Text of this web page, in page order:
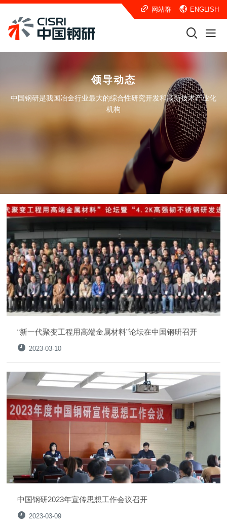
网站群 ENGLISH
领导动态
中国钢研是我国冶金行业最大的综合性研究开发和高新技术产业化
机构
“新一代聚变工程用高端金属材料”论坛在中国钢研召开
2023-03-10
中国钢研2023年宣传思想工作会议召开
2023-03-09